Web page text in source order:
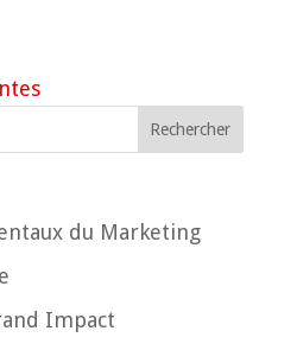
du Marketing
Impact